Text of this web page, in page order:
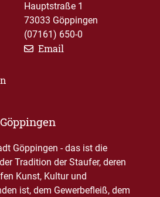
Hauptstraße 1
73033 Göppingen
(07161) 650-0
Email
Göppingen - das ist die
Tradition der Staufer, deren
Kunst, Kultur und
ist, dem Gewerbefleiß, dem